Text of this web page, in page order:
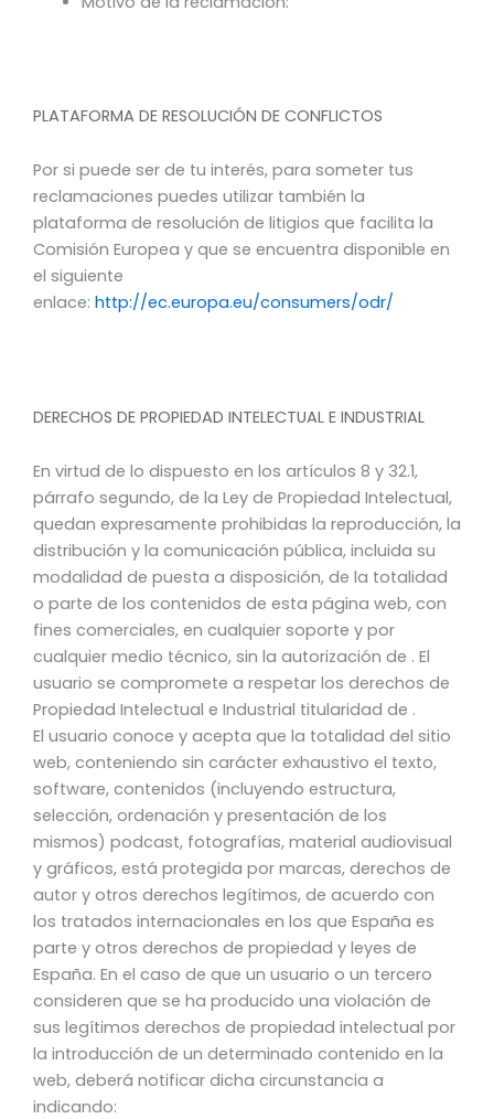
PLATAFORMA DE RESOLUCIÓN DE CONFLICTOS
Por si puede ser de tu interés, para someter tus
reclamaciones puedes utilizar también la
plataforma de resolución de litigios que facilita la
Comisión Europea y que se encuentra disponible en
el siguiente
enlace: http://ec.europa.eu/consumers/odr/
DERECHOS DE PROPIEDAD INTELECTUAL E INDUSTRIAL
En virtud de lo dispuesto en los artículos 8 y 32.1,
párrafo segundo, de la Ley de Propiedad Intelectual,
quedan expresamente prohibidas la reproducción, la
distribución y la comunicación pública, incluida su
modalidad de puesta a disposición, de la totalidad
o parte de los contenidos de esta página web, con
fines comerciales, en cualquier soporte y por
cualquier medio técnico, sin la autorización de . El
usuario se compromete a respetar los derechos de
Propiedad Intelectual e Industrial titularidad de .
El usuario conoce y acepta que la totalidad del sitio
web, conteniendo sin carácter exhaustivo el texto,
software, contenidos (incluyendo estructura,
selección, ordenación y presentación de los
mismos) podcast, fotografías, material audiovisual
y gráficos, está protegida por marcas, derechos de
autor y otros derechos legítimos, de acuerdo con
los tratados internacionales en los que España es
parte y otros derechos de propiedad y leyes de
España. En el caso de que un usuario o un tercero
consideren que se ha producido una violación de
sus legítimos derechos de propiedad intelectual por
la introducción de un determinado contenido en la
web, deberá notificar dicha circunstancia a
indicando: